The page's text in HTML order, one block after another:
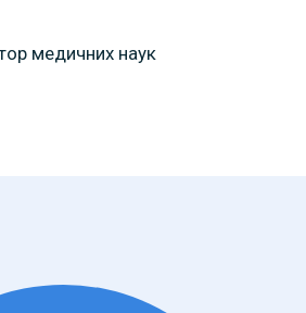
медичних наук